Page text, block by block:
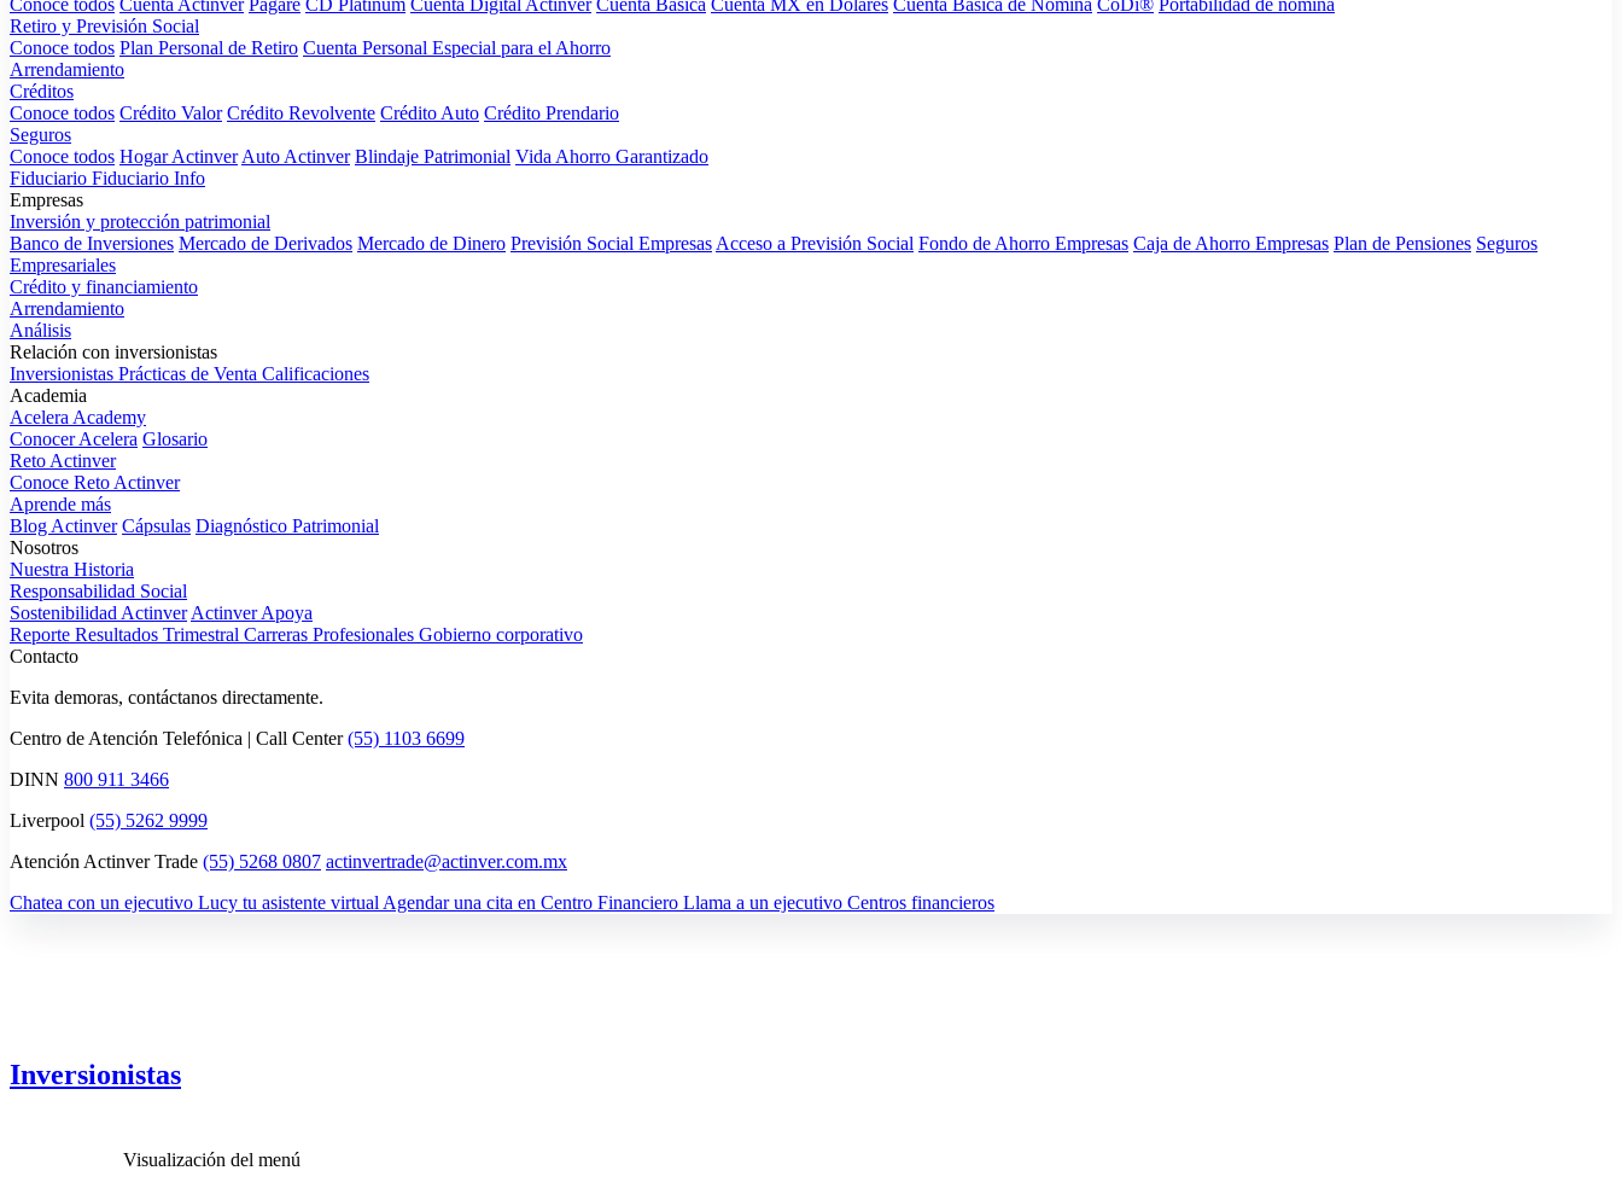
Conoce todos Cuenta Actinver Pagaré CD Platinum Cuenta Digital Actinver Cuenta Básica Cuenta MX en Dólares Cuenta Básica de Nómina CoDi® Portabilidad de nómina
Retiro y Previsión Social
Conoce todos Plan Personal de Retiro Cuenta Personal Especial para el Ahorro
Arrendamiento
Créditos
Conoce todos Crédito Valor Crédito Revolvente Crédito Auto Crédito Prendario
Seguros
Conoce todos Hogar Actinver Auto Actinver Blindaje Patrimonial Vida Ahorro Garantizado
Fiduciario Fiduciario Info
Empresas
Inversión y protección patrimonial
Banco de Inversiones Mercado de Derivados Mercado de Dinero Previsión Social Empresas Acceso a Previsión Social Fondo de Ahorro Empresas Caja de Ahorro Empresas Plan de Pensiones Seguros
Empresariales
Crédito y financiamiento
Arrendamiento
Análisis
Relación con inversionistas
Inversionistas Prácticas de Venta Calificaciones
Academia
Acelera Academy
Conocer Acelera Glosario
Reto Actinver
Conoce Reto Actinver
Aprende más
Blog Actinver Cápsulas Diagnóstico Patrimonial
Nosotros
Nuestra Historia
Responsabilidad Social
Sostenibilidad Actinver Actinver Apoya
Reporte Resultados Trimestral Carreras Profesionales Gobierno corporativo
Contacto
Evita demoras, contáctanos directamente.
Centro de Atención Telefónica | Call Center(55) 1103 6699
DINN 800 911 3466
Liverpool (55) 5262 9999
Atención Actinver Trade (55) 5268 0807 actinvertrade@actinver.com.mx
Chatea con un ejecutivo Lucy tu asistente virtual Agendar una cita en Centro Financiero Llama a un ejecutivo Centros financieros
Inversionistas
Visualización del menú